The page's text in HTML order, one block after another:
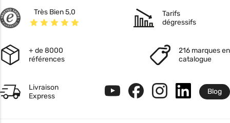
Très Bien 5,0
Tarifs
dégressifs
+ de 8000
références
216 marques en
catalogue
Livraison
Express
Blog